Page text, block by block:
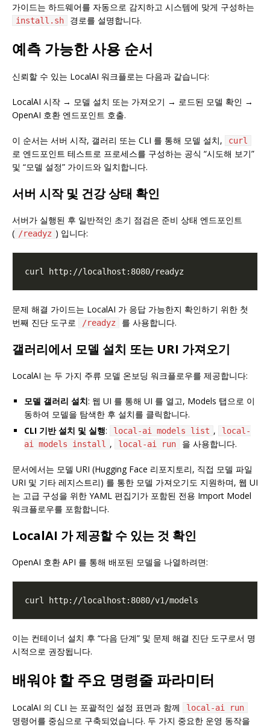
가이드는 하드웨어를 자동으로 감지하고 시스템에 맞게 구성하는
install.sh 경로를 설명합니다.
예측 가능한 사용 순서
신뢰할 수 있는 LocalAI 워크플로는 다음과 같습니다:
LocalAI 시작 → 모델 설치 또는 가져오기 → 로드된 모델 확인 →
OpenAI 호환 엔드포인트 호출.
이 순서는 서버 시작, 갤러리 또는 CLI 를 통해 모델 설치, curl
로 엔드포인트 테스트로 프로세스를 구성하는 공식 “시도해 보기”
및 “모델 설정” 가이드와 일치합니다.
서버 시작 및 건강 상태 확인
서버가 실행된 후 일반적인 초기 점검은 준비 상태 엔드포인트
( /readyz ) 입니다:
문제 해결 가이드는 LocalAI 가 응답 가능한지 확인하기 위한 첫
번째 진단 도구로
/readyz 를 사용합니다.
갤러리에서 모델 설치 또는 URI 가져오기
LocalAI 는 두 가지 주류 모델 온보딩 워크플로우를 제공합니다:
모델 갤러리 설치: 웹 UI 를 통해 UI 를 열고, Models 탭으로 이
동하여 모델을 탐색한 후 설치를 클릭합니다.
CLI 기반 설치 및 실행: local-ai models list ,
local-
ai models install
, local-ai run 을 사용합니다.
문서에서는 모델 URI (Hugging Face 리포지토리, 직접 모델 파일
URI 및 기타 레지스트리) 를 통한 모델 가져오기도 지원하며, 웹 UI
는 고급 구성을 위한 YAML 편집기가 포함된 전용 Import Model
워크플로우를 포함합니다.
LocalAI 가 제공할 수 있는 것 확인
OpenAI 호환 API 를 통해 배포된 모델을 나열하려면:
이는 컨테이너 설치 후 “다음 단계” 및 문제 해결 진단 도구로서 명
시적으로 권장됩니다.
배워야 할 주요 명령줄 파라미터
LocalAI 의 CLI 는 포괄적인 설정 표면과 함께 local-ai run
명령어를 중심으로 구축되었습니다. 두 가지 중요한 운영 동작을